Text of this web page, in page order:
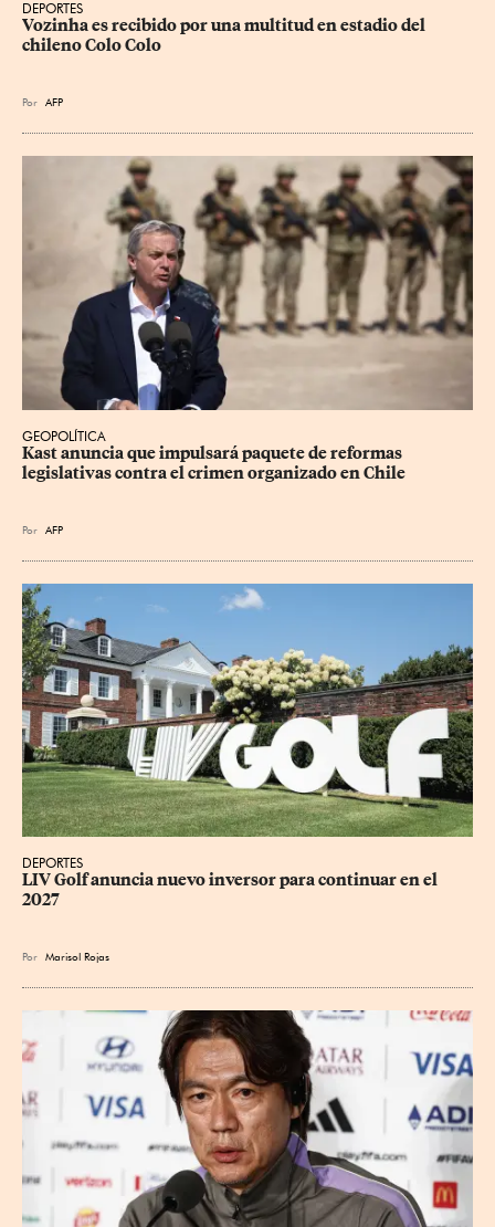
DEPORTES
Vozinha es recibido por una multitud en estadio del
chileno Colo Colo
Por AFP
GEOPOLÍTICA
Kast anuncia que impulsará paquete de reformas
legislativas contra el crimen organizado en Chile
Por AFP
DEPORTES
LIV Golf anuncia nuevo inversor para continuar en el
2027
Por Marisol Rojas